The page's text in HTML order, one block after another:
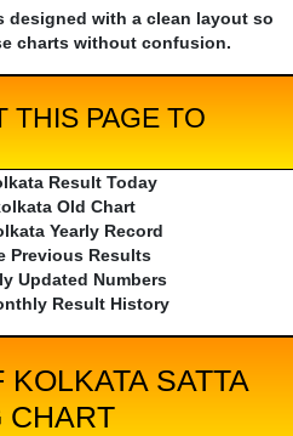
designed with a clean layout so
charts without confusion.
THIS PAGE TO
Result Today
Old Chart
Yearly Record
Previous Results
Updated Numbers
Result History
SATTA
CHART